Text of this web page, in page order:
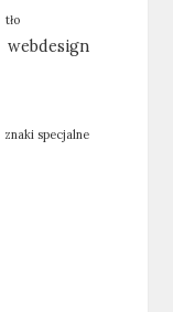
tło
webdesign
znaki specjalne